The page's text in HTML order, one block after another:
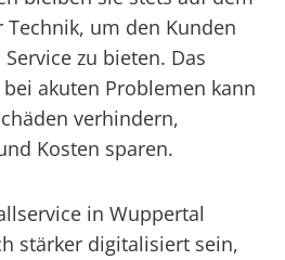
Technik, um den Kunden
zu bieten. Das
akuten Problemen kann
verhindern,
Kosten sparen.
in Wuppertal
stärker digitalisiert sein,